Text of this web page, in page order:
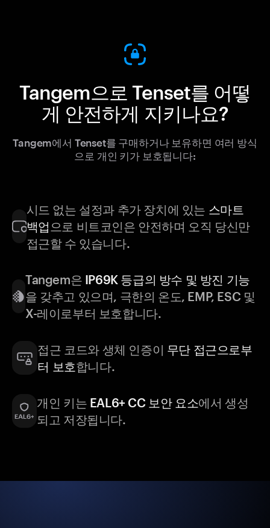
Tangem으로 Tenset를 어떻
게 안전하게 지키나요?
Tangem에서 Tenset를 구매하거나 보유하면 여러 방식
으로 개인 키가 보호됩니다:
시드 없는 설정과 추가 장치에 있는 스마트
백업 으로 비트코인은 안전하며 오직 당신만
접근할 수 있습니다.
Tangem은 IP69K 등급의 방수 및 방진 기능
을 갖추고 있으며, 극한의 온도, EMP, ESC 및
X-레이로부터 보호합니다.
접근 코드와 생체 인증이 무단 접근으로부
터 보호합니다.
개인 키는 EAL6+ CC 보안 요소에서 생성
되고 저장됩니다.